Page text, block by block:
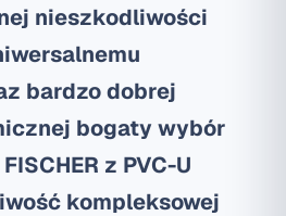
nieszkodliwości
bardzo dobrej
bogaty wybór
z PVC-U
kompleksowej